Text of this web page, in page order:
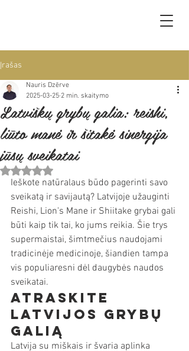
Įrašas
Latviškų grybų galia: reishi,
liūto manė ir šitakė sinergija
jūsų sveikatai
Nauris Dzērve
2025-03-25 2 min. skaitymo
Įvertinta NaN iš 5 žvaigždučių.
Ieškote natūralaus būdo pagerinti savo
sveikatą ir savijautą? Latvijoje užauginti
Reishi, Lion's Mane ir Shiitake grybai gali
būti kaip tik tai, ko jums reikia. Šie trys
supermaistai, šimtmečius naudojami
tradicinėje medicinoje, šiandien tampa
vis populiaresni dėl daugybės naudos
sveikatai.
Atraskite
Latvijos grybų
galią
Latvija su miškais ir švaria aplinka